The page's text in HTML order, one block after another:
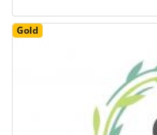
Gold